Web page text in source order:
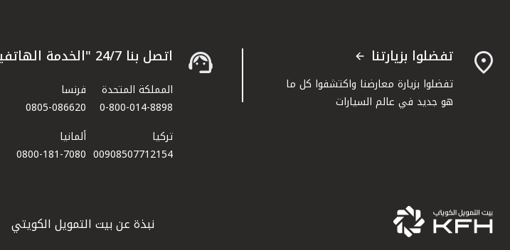
تفضلوا بزيارتنا
تفضلوا بزيارة معارضنا واكتشفوا كل ما
هو جديد في عالم السيارات
اتصل بنا 24/7 "الخدمة الهاتفية" 1803333
المملكة المتحدة
0-800-014-8898
فرنسا
0805-086620
تركيا
00908507712154​
ألمانيا
0800-181-7080
نبذة عن بيت التمويل الكويتي